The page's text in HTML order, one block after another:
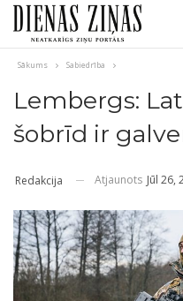
Sākums Sabiedrība
Lembergs:
šobrīd ir
Redakcija Atjaunots Jūl 26,